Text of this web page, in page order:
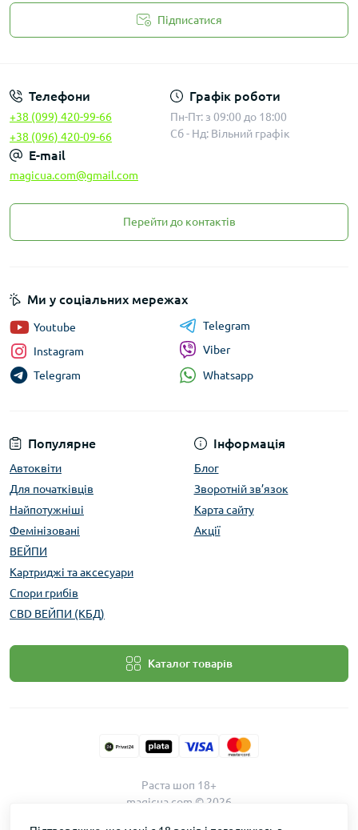
Підписатися
Телефони
+38 (099) 420-99-66
+38 (096) 420-09-66
Графік роботи
Пн-Пт: з 09:00 до 18:00
Сб - Нд: Вільний графік
E-mail
magicua.com@gmail.com
Перейти до контактів
Популярне
Автоквіти
Для початківців
Найпотужніші
Фемінізовані
ВЕЙПИ
Картриджі та аксесуари
Спори грибів
CBD ВЕЙПИ (КБД)
Інформація
Блог
Зворотній зв’язок
Карта сайту
Акції
Каталог товарів
Ми у соціальних мережах
Youtube
Instagram
Telegram
Telegram
Viber
Whatsapp
Раста шоп 18+
magicua.com © 2026